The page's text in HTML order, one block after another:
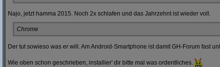
Najo, jetzt hamma 2015. Noch 2x schlafen und das Jahrzehnt ist wieder voll.
Chrome
Der tut sowieso was er will. Am Android-Smartphone ist damit GH-Forum fast
Wie oben schon geschrieben, installier' dir bitte mal was ordentliches.